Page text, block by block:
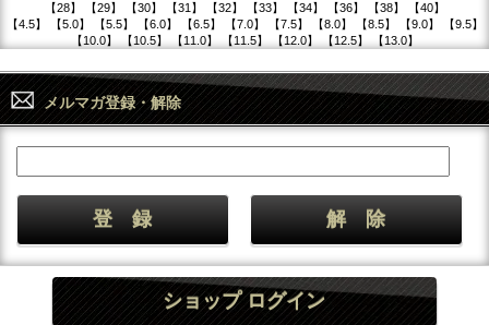
【28】 【29】 【30】 【31】 【32】 【33】 【34】 【36】 【38】 【40】
【4.5】 【5.0】 【5.5】 【6.0】 【6.5】 【7.0】 【7.5】 【8.0】 【8.5】 【9.0】 【9.5】
【10.0】 【10.5】 【11.0】 【11.5】 【12.0】 【12.5】 【13.0】
メルマガ登録・解除
ショップ ログイン